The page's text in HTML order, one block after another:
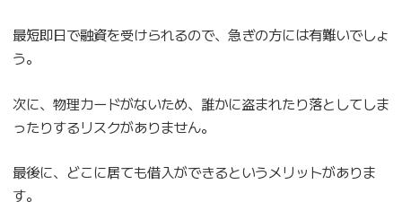
最短即日で融資を受けられるので、急ぎの方には有難いでしょ
う。
次に、物理カードがないため、誰かに盗まれたり落としてしま
ったりするリスクがありません。
最後に、どこに居ても借入ができるというメリットがありま
す。